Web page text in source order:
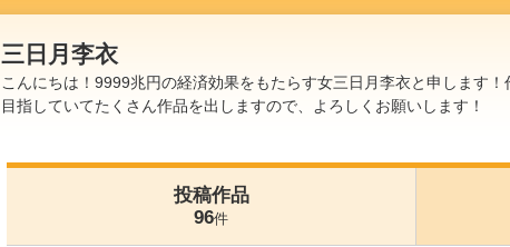
三日月李衣
こんにちは！9999兆円の経済効果をもたらす女三日月李衣と申します！
目指していてたくさん作品を出しますので、よろしくお願いします！
投稿作品
96件